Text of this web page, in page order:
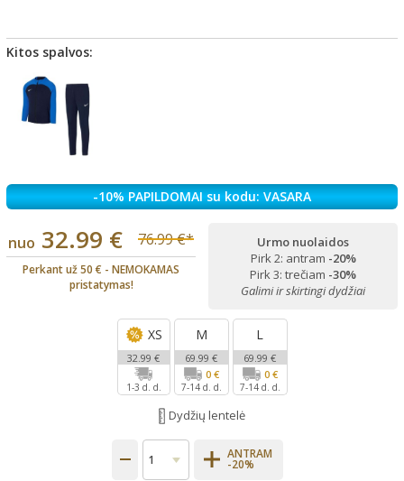
Kitos spalvos:
-10% PAPILDOMAI su kodu: VASARA
nuo 32.99 € 76.99 €*
Perkant už 50 € - NEMOKAMAS
pristatymas!
Urmo nuolaidos
Pirk 2: antram -20%
Pirk 3: trečiam -30%
Galimi ir skirtingi dydžiai
XS
32.99 €
1-3 d. d.
M
69.99 €
0 €
7-14 d. d.
L
69.99 €
0 €
7-14 d. d.
Dydžių lentelė
ANTRAM
-20%